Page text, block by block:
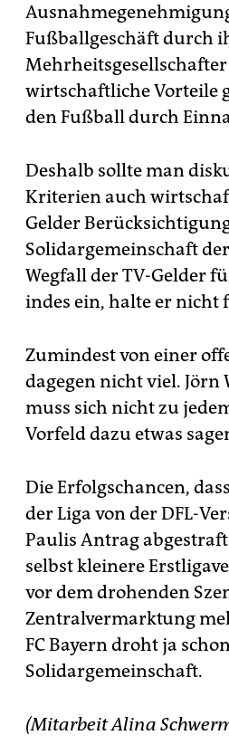
Fußballgeschäft durch
wirtschaftliche Vorteile
den Fußball durch
Deshalb sollte man
Kriterien auch
Gelder
Solidargemeinschaft
Wegfall der TV-Gelder
indes ein, halte er nicht
Zumindest von einer
dagegen nicht viel. Jörn
muss sich nicht zu
Vorfeld dazu etwas
Die Erfolgschancen,
der Liga von der DFL-
Paulis Antrag
selbst kleinere
vor dem drohenden
Zentralvermarktung
FC Bayern droht ja
Solidargemeinschaft.
(Mitarbeit Alina